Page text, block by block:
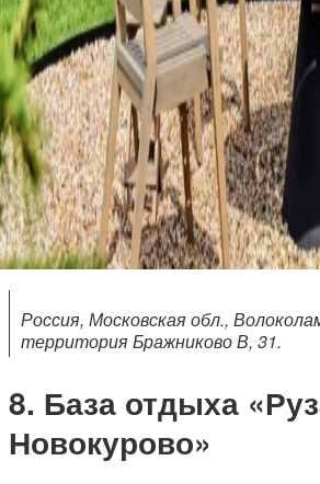
Россия, Московская обл.,
территория Бражниково В, 31.
База отдыха
Новокурово»